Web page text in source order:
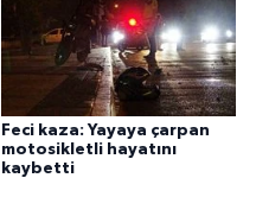
Feci kaza: Yayaya çarpan
motosikletli hayatını
kaybetti